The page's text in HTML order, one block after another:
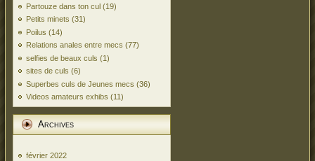
Partouze dans ton cul (19)
Petits minets (31)
Poilus (14)
Relations anales entre mecs (77)
selfies de beaux culs (1)
sites de culs (6)
Superbes culs de Jeunes mecs (36)
Videos amateurs exhibs (11)
Archives
février 2022